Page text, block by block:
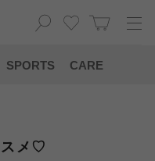
SPORTS CARE
スメ♡